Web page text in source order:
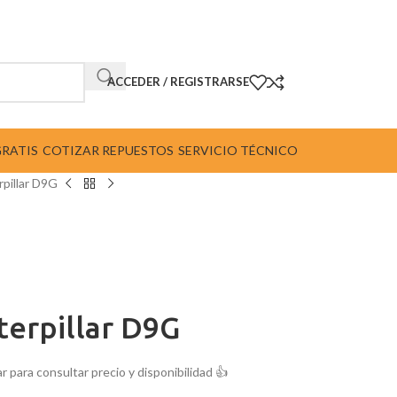
ACCEDER / REGISTRARSE
COTIZAR REPUESTOS SERVICIO TÉCNICO
D9G
D9G
consultar precio y disponibilidad 👍